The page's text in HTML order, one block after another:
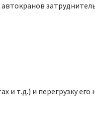
и т.д.) и перегрузку